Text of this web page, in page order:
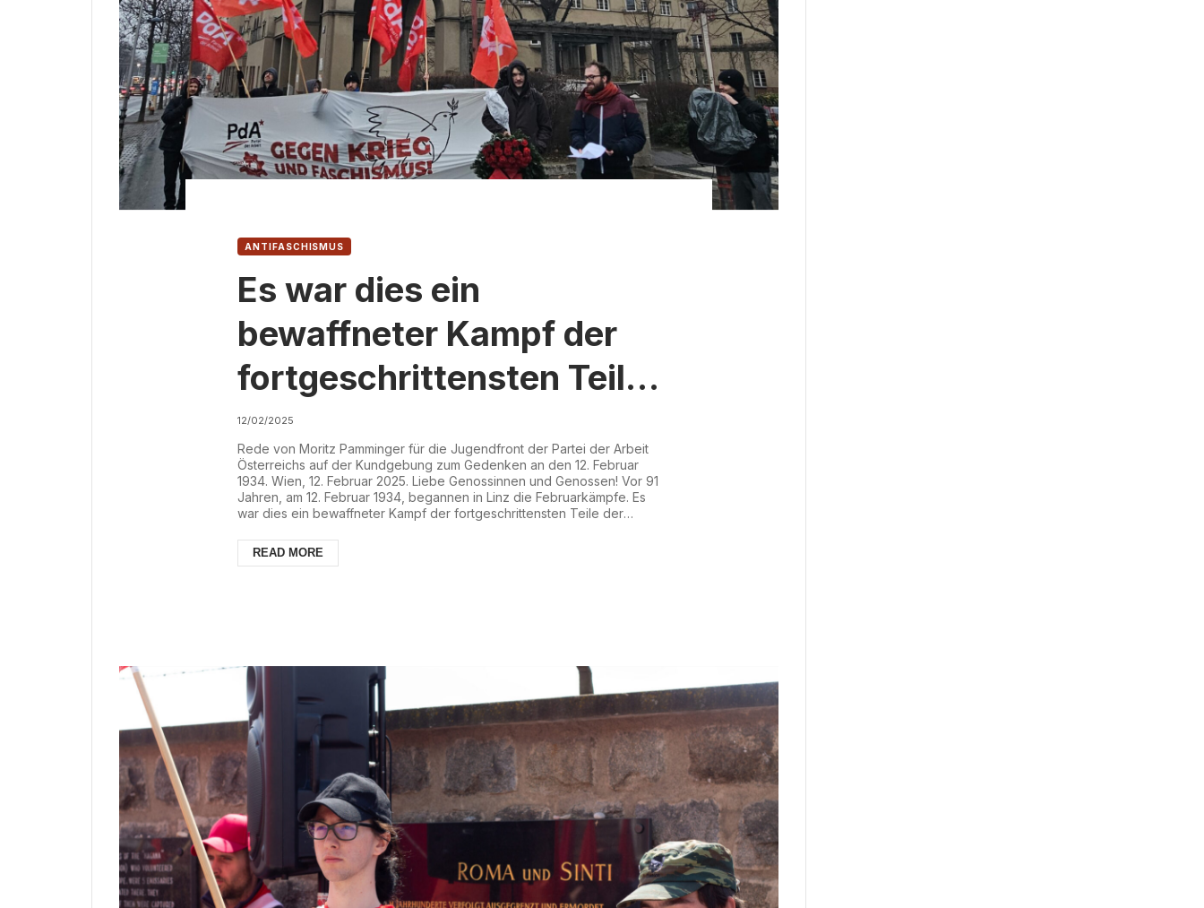
ANTIFASCHISMUS
Es war dies ein
bewaffneter Kampf der
fortgeschrittensten Teile
der österreichischen
Arbeiterklasse gegen den
Austrofaschismus
12/02/2025
Rede von Moritz Pamminger für die Jugendfront der Partei der Arbeit
Österreichs auf der Kundgebung zum Gedenken an den 12. Februar
1934. Wien, 12. Februar 2025. Liebe Genossinnen und Genossen! Vor 91
Jahren, am 12. Februar 1934, begannen in Linz die Februarkämpfe. Es
war dies ein bewaffneter Kampf der fortgeschrittensten Teile der
zuvor, im März 1933, schalteten Bundeskanzler Dollfuß und seine
Regierung den Nationalrat aus, nac...
READ MORE